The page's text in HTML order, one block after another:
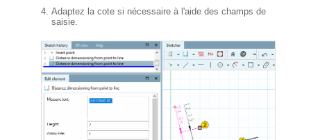
Adaptez la cote si nécessaire à l'aide des champs de
saisie.